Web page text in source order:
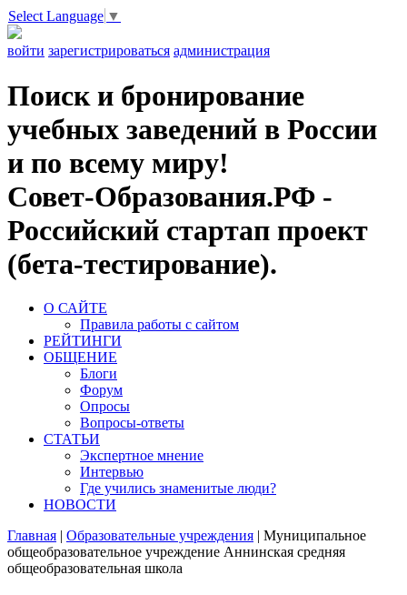
Select Language ▼
войти зарегистрироваться администрация
Поиск и бронирование
учебных заведений в России
и по всему миру!
Совет-Образования.РФ -
Российский стартап проект
(бета-тестирование).
О САЙТЕ
Правила работы с сайтом
РЕЙТИНГИ
ОБЩЕНИЕ
Блоги
Форум
Опросы
Вопросы-ответы
СТАТЬИ
Экспертное мнение
Интервью
Где учились знаменитые люди?
НОВОСТИ
Главная | Образовательные учреждения | Муниципальное
общеобразовательное учреждение Аннинская средняя
общеобразовательная школа